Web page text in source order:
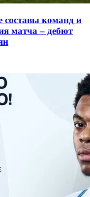
команд и
матча – дебют